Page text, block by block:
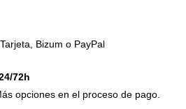
Bizum o PayPal
72h
opciones en el proceso de pago.